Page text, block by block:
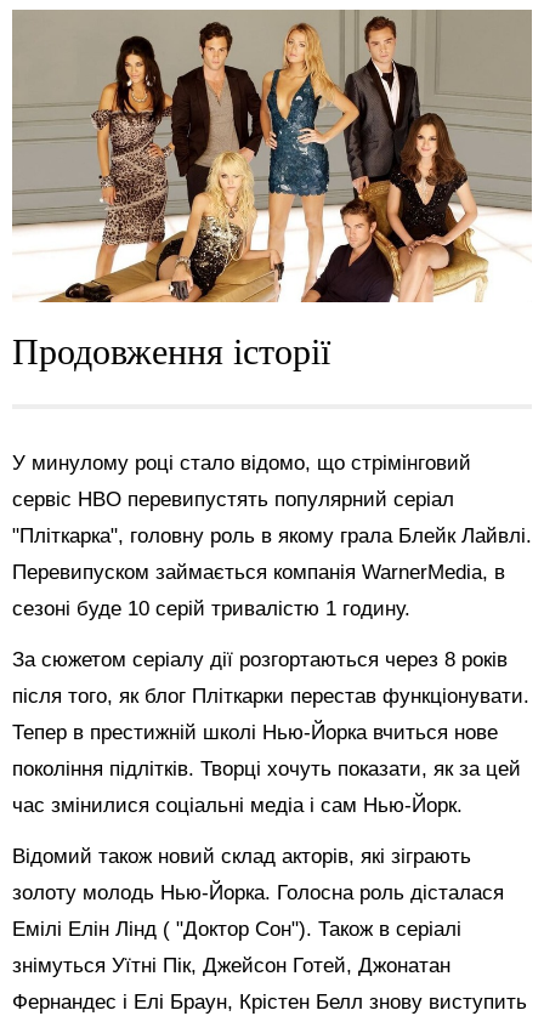
Продовження історії
У минулому році стало відомо, що стрімінговий
сервіс HBO перевипустять популярний серіал
"Пліткарка", головну роль в якому грала Блейк Лайвлі.
Перевипуском займається компанія WarnerMedia, в
сезоні буде 10 серій тривалістю 1 годину.
За сюжетом серіалу дії розгортаються через 8 років
після того, як блог Пліткарки перестав функціонувати.
Тепер в престижній школі Нью-Йорка вчиться нове
покоління підлітків. Творці хочуть показати, як за цей
час змінилися соціальні медіа і сам Нью-Йорк.
Відомий також новий склад акторів, які зіграють
золоту молодь Нью-Йорка. Голосна роль дісталася
Емілі Елін Лінд ( "Доктор Сон"). Також в серіалі
знімуться Уїтні Пік, Джейсон Готей, Джонатан
Фернандес і Елі Браун, Крістен Белл знову виступить